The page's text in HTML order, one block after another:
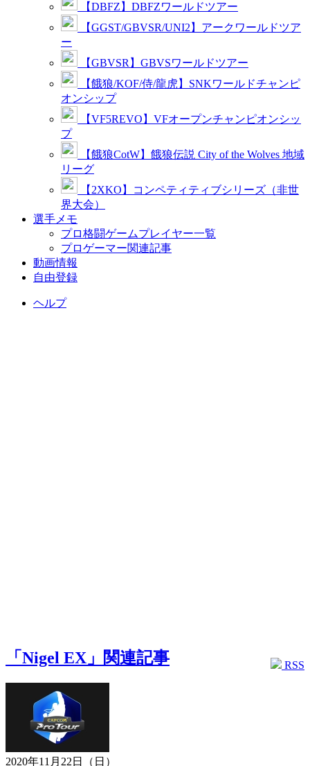
【DBFZ】DBFZワールドツアー
【GGST/GBVSR/UNI2】アークワールドツア
ー
【GBVSR】GBVSワールドツアー
【餓狼/KOF/侍/龍虎】SNKワールドチャンピ
オンシップ
【VF5REVO】VFオープンチャンピオンシッ
プ
【餓狼CotW】餓狼伝説 City of the Wolves 地域
リーグ
【2XKO】コンペティティブシリーズ（非世
界大会）
選手メモ
プロ格闘ゲームプレイヤー一覧
プロゲーマー関連記事
動画情報
自由登録
ヘルプ
RSS
「Nigel EX」関連記事
2020年11月22日（日）